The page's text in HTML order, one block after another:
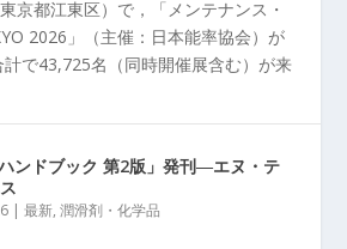
京都江東区）で，「メンテナンス・
2026」（主催：日本能率協会）が
で43,725名（同時開催展含む）が来
ハンドブック 第2版」発刊―エヌ・テ
|最新,潤滑剤・化学品